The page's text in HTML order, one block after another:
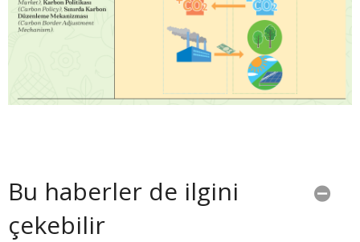
Bu haberler de ilgini
çekebilir